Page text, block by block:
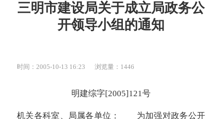
三明市建设局关于成立局政务公
开领导小组的通知
时间：2005-10-13 16:23 浏览量：1446
明建综字[2005]121号
机关各科室、局属各单位：
为加强对政务公开